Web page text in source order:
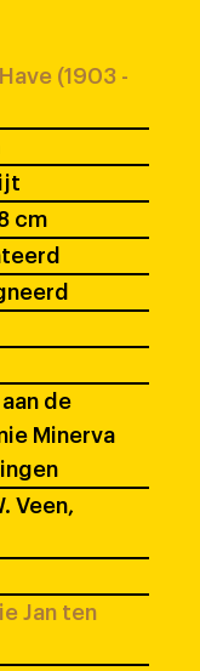
(1903 -
cm
de
Minerva
Veen,
Jan ten